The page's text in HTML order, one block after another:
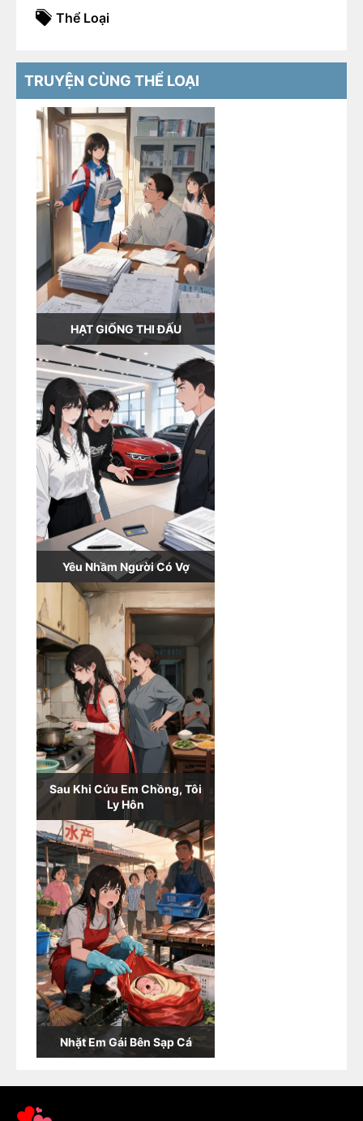
Thể Loại
TRUYỆN CÙNG THỂ LOẠI
HẠT GIỐNG THI ĐẤU
Yêu Nhầm Người Có Vợ
Sau Khi Cứu Em Chồng, Tôi
Ly Hôn
Nhặt Em Gái Bên Sạp Cá